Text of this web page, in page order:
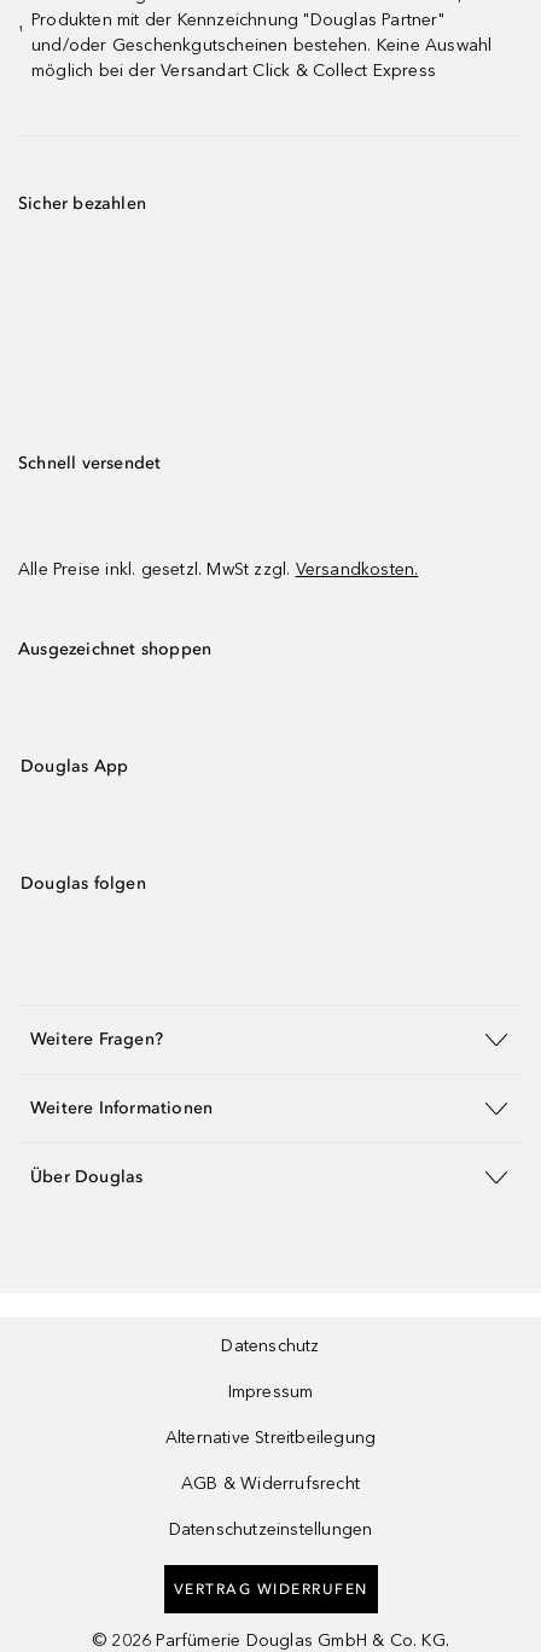
¹
Produkten mit der Kennzeichnung "Douglas Partner"
und/oder Geschenkgutscheinen bestehen. Keine Auswahl
möglich bei der Versandart Click & Collect Express
Sicher bezahlen
Schnell versendet
Alle Preise inkl. gesetzl. MwSt zzgl. Versandkosten.
Ausgezeichnet shoppen
Douglas App
Douglas folgen
Weitere Fragen?
Weitere Informationen
Über Douglas
Datenschutz
Impressum
Alternative Streitbeilegung
AGB & Widerrufsrecht
Datenschutzeinstellungen
VERTRAG WIDERRUFEN
© 2026 Parfümerie Douglas GmbH & Co. KG.